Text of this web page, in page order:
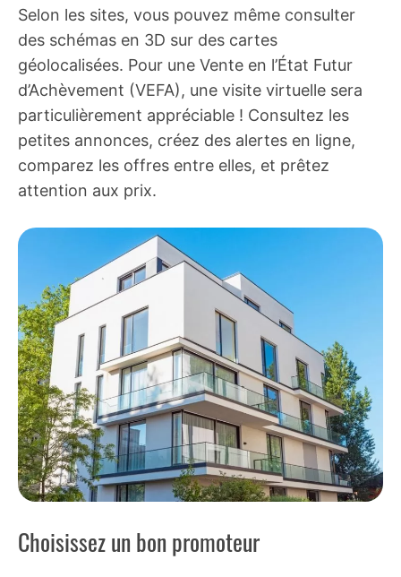
Selon les sites, vous pouvez même consulter
des schémas en 3D sur des cartes
géolocalisées. Pour une Vente en l’État Futur
d’Achèvement (VEFA), une visite virtuelle sera
particulièrement appréciable ! Consultez les
petites annonces, créez des alertes en ligne,
comparez les offres entre elles, et prêtez
attention aux prix.
Choisissez un bon promoteur